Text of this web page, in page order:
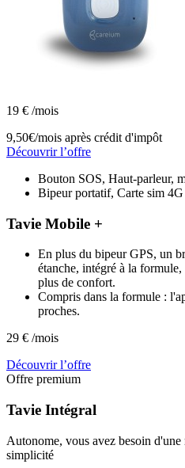
19 € /mois
9,50€/mois après crédit d'impôt
Découvrir l’offre
Bouton SOS, Haut-parleur,
Bipeur portatif, Carte sim 4G
Tavie Mobile +
En plus du bipeur GPS, un
étanche, intégré à la
plus de confort.
Compris dans la formule :
proches.
29 € /mois
Découvrir l’offre
Offre premium
Tavie Intégral
Autonome, vous avez besoin
simplicité